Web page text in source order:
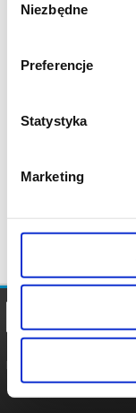
zgody
Niezbędne
Preferencje
Statystyka
Marketing